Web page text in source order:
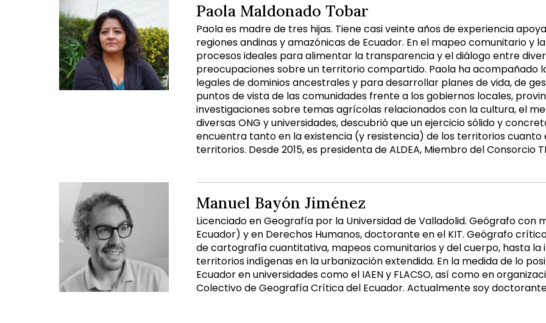
Paola Maldonado Tobar
Paola es madre de tres hijas. Tiene casi veinte años de experiencia
regiones andinas y amazónicas de Ecuador. En el mapeo comunitario y
procesos ideales para alimentar la transparencia y el diálogo entre
preocupaciones sobre un territorio compartido. Paola ha
legales de dominios ancestrales y para desarrollar planes de vida, de
puntos de vista de las comunidades frente a los gobiernos locales,
investigaciones sobre temas agrícolas relacionados con la cultura, el
diversas ONG y universidades, descubrió que un ejercicio sólido y
encuentra tanto en la existencia (y resistencia) de los territorios
territorios. Desde 2015, es presidenta de ALDEA, Miembro del Consorcio
Manuel Bayón Jiménez
Licenciado en Geografía por la Universidad de Valladolid. Geógrafo con
Ecuador) y en Derechos Humanos, doctorante en el KIT. Geógrafo
de cartografía cuantitativa, mapeos comunitarios y del cuerpo, hasta la
territorios indígenas en la urbanización extendida. En la medida de lo
Ecuador en universidades como el IAEN y FLACSO, así como en
Colectivo de Geografía Crítica del Ecuador. Actualmente soy